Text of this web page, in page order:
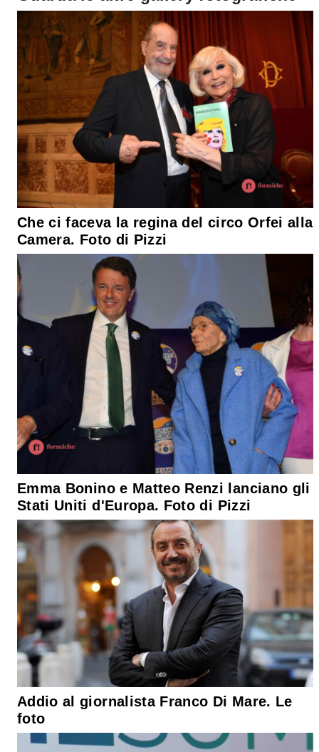
Che ci faceva la regina del circo Orfei alla
Camera. Foto di Pizzi
Emma Bonino e Matteo Renzi lanciano gli
Stati Uniti d'Europa. Foto di Pizzi
Addio al giornalista Franco Di Mare. Le
foto